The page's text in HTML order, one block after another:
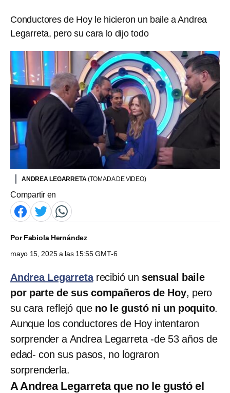
Conductores de Hoy le hicieron un baile a Andrea
Legarreta, pero su cara lo dijo todo
ANDREA LEGARRETA(TOMADA DE VIDEO)
Compartir en
PorFabiola Hernández
mayo 15, 2025 a las 15:55 GMT-6
Andrea Legarretarecibió un sensual baile
por parte de sus compañeros de Hoy, pero
su cara reflejó que no le gustó ni un poquito.
Aunque los conductores de Hoy intentaron
sorprender a Andrea Legarreta -de 53 años de
edad- con sus pasos, no lograron
sorprenderla.
A Andrea Legarreta que no le gustó el